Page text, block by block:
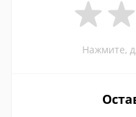
Нажмите,